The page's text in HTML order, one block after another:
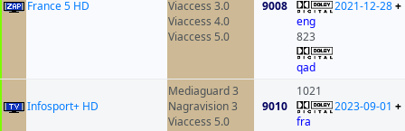
France 5 HD
Viaccess 3.0
Viaccess 4.0
Viaccess 5.0
9008
eng
823
qad
2021-12-28+
Infosport+ HD
Mediaguard 3
Nagravision 3
Viaccess 5.0
9010
1021
fra
2023-09-01 +